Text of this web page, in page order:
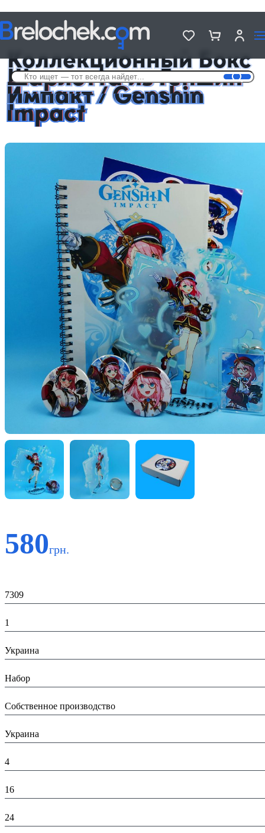
Коллекционный Бокс Шарлотта из Геншин Импакт / Genshin Impact
Коллекционный Бокс
Шарлотта из Геншин
Импакт / Genshin
Impact
580грн.
7309
1
Украина
Набор
Собственное производство
Украина
4
16
24